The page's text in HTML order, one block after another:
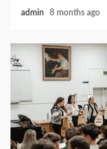
admin 8 months ago